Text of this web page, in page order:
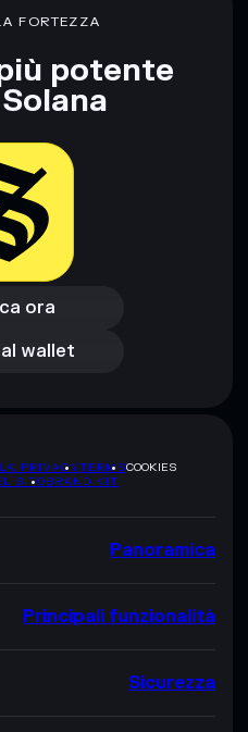
FORTEZZA
potente
ora
ora
wallet
wallet
PRIVACYTERMSCOOKIES
SITOBRAND KIT
Panoramica
Principali funzionalità
Sicurezza